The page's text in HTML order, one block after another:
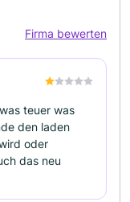
Firma bewerten
teuer was
den laden
oder
das neu